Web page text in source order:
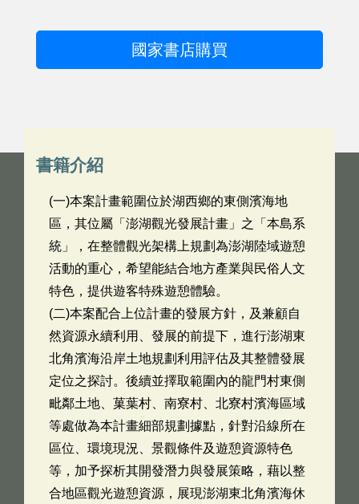
國家書店購買
書籍介紹
(一)本案計畫範圍位於湖西鄉的東側濱海地
區，其位屬「澎湖觀光發展計畫」之「本島系
統」，在整體觀光架構上規劃為澎湖陸域遊憩
活動的重心，希望能結合地方產業與民俗人文
特色，提供遊客特殊遊憩體驗。
(二)本案配合上位計畫的發展方針，及兼顧自
然資源永續利用、發展的前提下，進行澎湖東
北角濱海沿岸土地規劃利用評估及其整體發展
定位之探討。後續並擇取範圍內的龍門村東側
毗鄰土地、菓葉村、南寮村、北寮村濱海區域
等處做為本計畫細部規劃據點，針對沿線所在
區位、環境現況、景觀條件及遊憩資源特色
等，加予探析其開發潛力與發展策略，藉以整
合地區觀光遊憩資源，展現澎湖東北角濱海休